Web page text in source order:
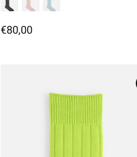
€80,00